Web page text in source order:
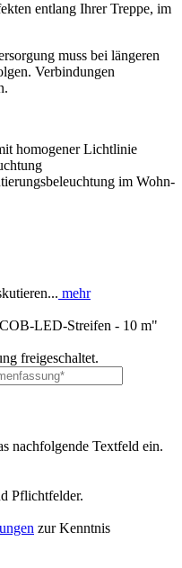
entlang Ihrer Treppe, im
muss bei längeren
Verbindungen
homogener Lichtlinie
im Wohn-
mehr
LED-Streifen - 10 m"
freigeschaltet.
nachfolgende Textfeld ein.
Pflichtfelder.
zur Kenntnis